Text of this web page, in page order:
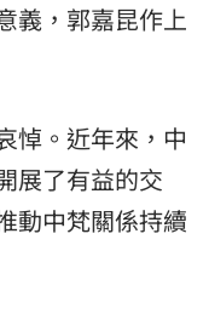
義，郭嘉昆作上
悼。近年來，中
展了有益的交
動中梵關係持續